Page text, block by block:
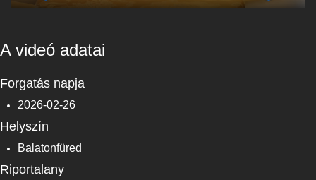
Play Mute
Enter
A videó adatai
Forgatás napja
2026-02-26
Helyszín
Balatonfüred
Riportalany